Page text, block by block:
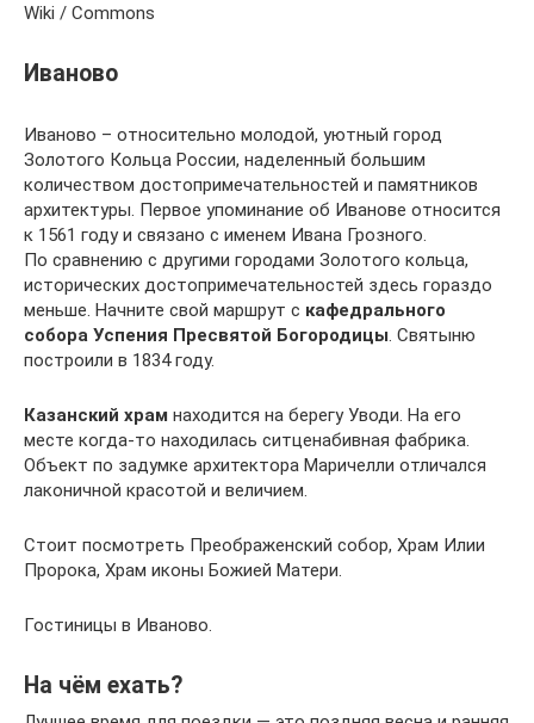
Wiki / Commons
Иваново
Иваново – относительно молодой, уютный город
Золотого Кольца России, наделенный большим
количеством достопримечательностей и памятников
архитектуры. Первое упоминание об Иванове относится
к 1561 году и связано с именем Ивана Грозного.
По сравнению с другими городами Золотого кольца,
исторических достопримечательностей здесь гораздо
меньше. Начните свой маршрут с кафедрального
собора Успения Пресвятой Богородицы . Святыню
построили в 1834 году.
Казанский храм находится на берегу Уводи. На его
месте когда-то находилась ситценабивная фабрика.
Объект по задумке архитектора Маричелли отличался
лаконичной красотой и величием.
Стоит посмотреть Преображенский собор, Храм Илии
Пророка, Храм иконы Божией Матери.
Гостиницы в Иваново.
На чём ехать?